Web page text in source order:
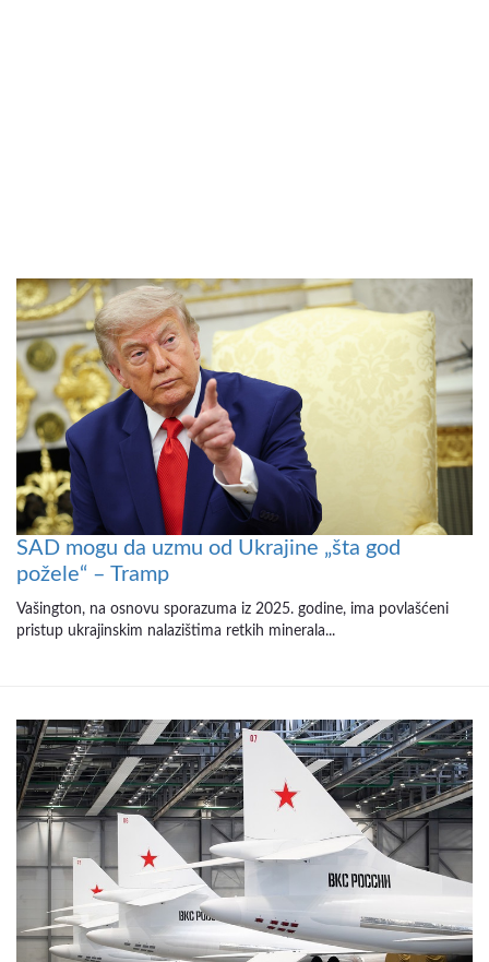
SAD mogu da uzmu od Ukrajine „šta god
požele“ – Tramp
Vašington, na osnovu sporazuma iz 2025. godine, ima povlašćeni
pristup ukrajinskim nalazištima retkih minerala...